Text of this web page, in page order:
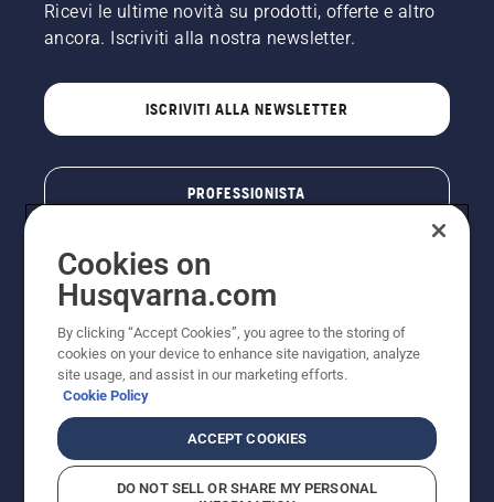
Ricevi le ultime novità su prodotti, offerte e altro
ancora. Iscriviti alla nostra newsletter.
ISCRIVITI ALLA NEWSLETTER
PROFESSIONISTA
© Husqvarna AB (publ). Tutti i diritti riservati. I prezzi
pubblicati si intendono raccomandati e arrotondati, non
impegnativi, comprensivi di I.V.A. vigente. FERCAD SpA
- Via Retrone, 49 - 36077 Altavilla Vic. (VI) - Capitale
Cookies on
Husqvarna.com
By clicking “Accept Cookies”, you agree to the storing of
cookies on your device to enhance site navigation, analyze
site usage, and assist in our marketing efforts.
Cookie Policy
ACCEPT COOKIES
DO NOT SELL OR SHARE MY PERSONAL